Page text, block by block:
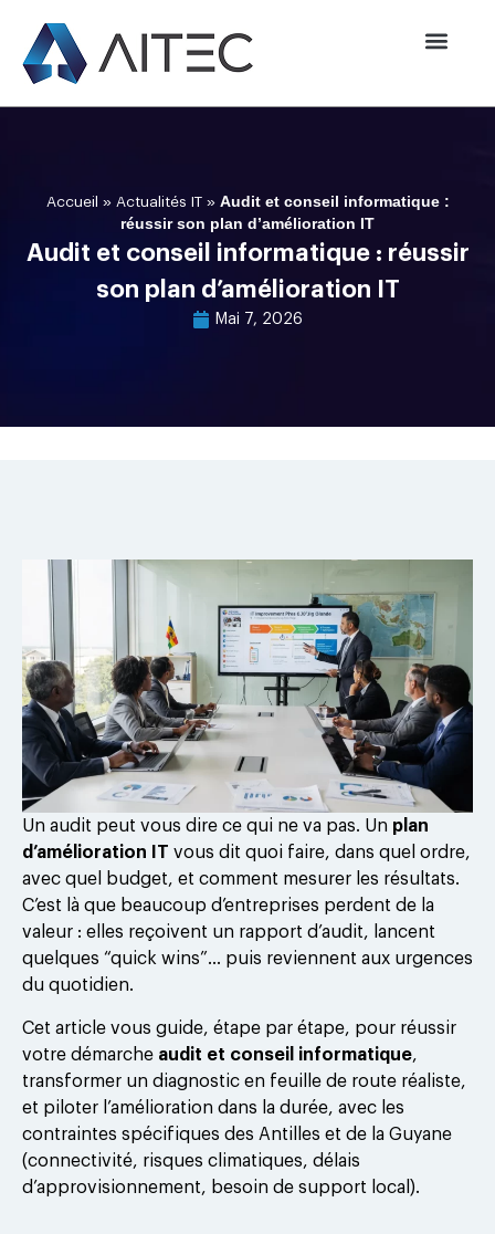
Accueil » Actualités IT» Audit et conseil informatique :
réussir son plan d’amélioration IT
Audit et conseil informatique : réussir
son plan d’amélioration IT
Mai 7, 2026
Un audit peut vous dire ce qui ne va pas. Un plan
d’amélioration IT vous dit quoi faire, dans quel ordre,
avec quel budget, et comment mesurer les résultats.
C’est là que beaucoup d’entreprises perdent de la
valeur : elles reçoivent un rapport d’audit, lancent
quelques “quick wins”… puis reviennent aux urgences
du quotidien.
Cet article vous guide, étape par étape, pour réussir
votre démarche audit et conseil informatique,
transformer un diagnostic en feuille de route réaliste,
et piloter l’amélioration dans la durée, avec les
contraintes spécifiques des Antilles et de la Guyane
(connectivité, risques climatiques, délais
d’approvisionnement, besoin de support local).